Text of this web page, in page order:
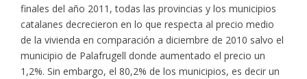
finales del año 2011, todas las provincias y los municipios
catalanes decrecieron en lo que respecta al precio medio
de la vivienda en comparación a diciembre de 2010 salvo el
municipio de Palafrugell donde aumentado el precio un
1,2%. Sin embargo, el 80,2% de los municipios, es decir un